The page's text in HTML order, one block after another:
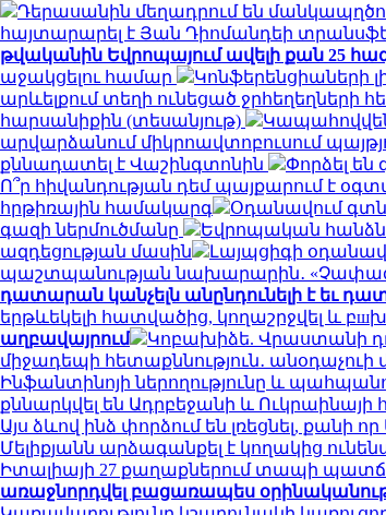
Դերասանին մեղադրում են
հայտարարել է Յան Դիոմանդեի
թվականին Եվրոպայում ավելի քան 25
աջակցելու համար
Կոնֆերենցիաների
արևելքում տեղի ունեցած ջրհեղեղների
հարսանիքին (տեսանյութ)
արվարձանում միկրոավտոբուսում
քննադատել է Վաշինգտոնին
Փորձել են
Ո՞ր հիվանդության դեմ պայքարում է
հրթիռային համակարգ
Օդանավում
գազի ներմուծմանը
Եվրոպական
ազդեցության մասին
Լայպցիգի
պաշտպանության նախարարին․
դատարան կանչելն անընդունելի է եւ
երթևեկելի հատվածից, կողաշրջվել և
աղբավայրում
Կոբախիձե. Վրաստանի
միջադեպի հետաքննություն․
Ինֆանտինոյի ներողությունը և
քննարկվել են Ադրբեջանի և Ուկրաինայի
Այս ձևով ինձ փորձում են լռեցնել, քանի
Մելիքյանն արձագանքել է կողակից
Իտալիայի 27 քաղաքներում տապի
առաջնորդվել բացառապես